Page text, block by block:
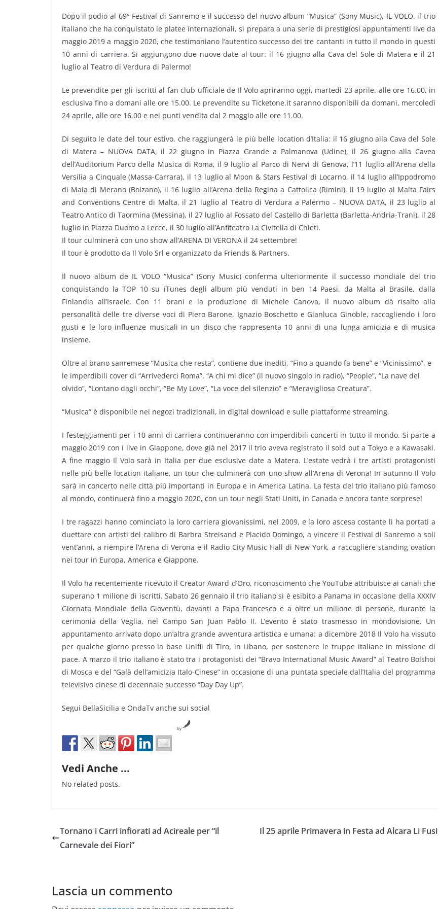
Dopo il podio al 69° Festival di Sanremo e il successo del nuovo album “Musica” (Sony Music), IL VOLO, il trio
italiano che ha conquistato le platee internazionali, si prepara a una serie di prestigiosi appuntamenti live da
maggio 2019 a maggio 2020, che testimoniano l’autentico successo dei tre cantanti in tutto il mondo in questi
10 anni di carriera. Si aggiungono due nuove date al tour: il 16 giugno alla Cava del Sole di Matera e il 21
luglio al Teatro di Verdura di Palermo!
Le prevendite per gli iscritti al fan club ufficiale de Il Volo apriranno oggi, martedì 23 aprile, alle ore 16.00, in
esclusiva fino a domani alle ore 15.00. Le prevendite su Ticketone.it saranno disponibili da domani, mercoledì
24 aprile, alle ore 16.00 e nei punti vendita dal 2 maggio alle ore 11.00.
Di seguito le date del tour estivo, che raggiungerà le più belle location d’Italia: il 16 giugno alla Cava del Sole
di Matera – NUOVA DATA, il 22 giugno in Piazza Grande a Palmanova (Udine), il 26 giugno alla Cavea
dell’Auditorium Parco della Musica di Roma, il 9 luglio al Parco di Nervi di Genova, l’11 luglio all’Arena della
Versilia a Cinquale (Massa-Carrara), il 13 luglio al Moon & Stars Festival di Locarno, il 14 luglio all’Ippodromo
di Maia di Merano (Bolzano), il 16 luglio all’Arena della Regina a Cattolica (Rimini), il 19 luglio al Malta Fairs
and Conventions Centre di Malta, il 21 luglio al Teatro di Verdura a Palermo – NUOVA DATA, il 23 luglio al
Teatro Antico di Taormina (Messina), il 27 luglio al Fossato del Castello di Barletta (Barletta-Andria-Trani), il 28
luglio in Piazza Duomo a Lecce, il 30 luglio all’Anfiteatro La Civitella di Chieti.
Il tour culminerà con uno show all’ARENA DI VERONA il 24 settembre!
Il tour è prodotto da Il Volo Srl e organizzato da Friends & Partners.
Il nuovo album de IL VOLO “Musica” (Sony Music) conferma ulteriormente il successo mondiale del trio
conquistando la TOP 10 su iTunes degli album più venduti in ben 14 Paesi, da Malta al Brasile, dalla
Finlandia all’Israele. Con 11 brani e la produzione di Michele Canova, il nuovo album dà risalto alla
personalità delle tre diverse voci di Piero Barone, Ignazio Boschetto e Gianluca Ginoble, raccogliendo i loro
gusti e le loro influenze musicali in un disco che rappresenta 10 anni di una lunga amicizia e di musica
insieme.
Oltre al brano sanremese “Musica che resta”, contiene due inediti, “Fino a quando fa bene” e “Vicinissimo”, e
le imperdibili cover di “Arrivederci Roma”, “A chi mi dice” (il nuovo singolo in radio), “People”, “La nave del
olvido”, “Lontano dagli occhi”, “Be My Love”, “La voce del silenzio” e “Meravigliosa Creatura”.
“Musica” è disponibile nei negozi tradizionali, in digital download e sulle piattaforme streaming.
I festeggiamenti per i 10 anni di carriera continueranno con imperdibili concerti in tutto il mondo. Si parte a
maggio 2019 con i live in Giappone, dove già nel 2017 il trio aveva registrato il sold out a Tokyo e a Kawasaki.
A fine maggio Il Volo sarà in Italia per due esclusive date a Matera. L’estate vedrà i tre artisti protagonisti
nelle più belle location italiane, un tour che culminerà con uno show all’Arena di Verona! In autunno Il Volo
sarà in concerto nelle città più importanti in Europa e in America Latina. La festa del trio italiano più famoso
al mondo, continuerà fino a maggio 2020, con un tour negli Stati Uniti, in Canada e ancora tante sorprese!
I tre ragazzi hanno cominciato la loro carriera giovanissimi, nel 2009, e la loro ascesa costante li ha portati a
duettare con artisti del calibro di Barbra Streisand e Placido Domingo, a vincere il Festival di Sanremo a soli
vent’anni, a riempire l’Arena di Verona e il Radio City Music Hall di New York, a raccogliere standing ovation
nei tour in Europa, America e Giappone.
Il Volo ha recentemente ricevuto il Creator Award d’Oro, riconoscimento che YouTube attribuisce ai canali che
superano 1 milione di iscritti. Sabato 26 gennaio il trio italiano si è esibito a Panama in occasione della XXXIV
Giornata Mondiale della Gioventù, davanti a Papa Francesco e a oltre un milione di persone, durante la
cerimonia della Veglia, nel Campo San Juan Pablo II. L’evento è stato trasmesso in mondovisione. Un
appuntamento arrivato dopo un’altra grande avventura artistica e umana: a dicembre 2018 Il Volo ha vissuto
per qualche giorno presso la base Unifil di Tiro, in Libano, per sostenere le truppe italiane in missione di
pace. A marzo il trio italiano è stato tra i protagonisti dei “Bravo International Music Award” al Teatro Bolshoi
di Mosca e del “Galà dell’amicizia Italo-Cinese” in occasione di una puntata speciale dall’Italia del programma
televisivo cinese di decennale successo “Day Day Up”.
Segui BellaSicilia e OndaTv anche sui social
by
Vedi Anche ...
No related posts.
Tornano i Carri infiorati ad Acireale per “il
Carnevale dei Fiori”
Il 25 aprile Primavera in Festa ad Alcara Li Fusi
Lascia un commento